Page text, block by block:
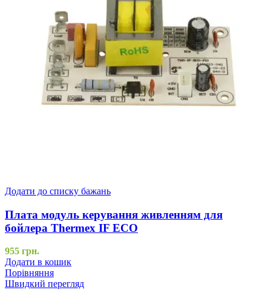
Додати до списку бажань
Плата модуль керування живленням для
бойлера Thermex IF ECO
955 грн.
Додати в кошик
Порівняння
Швидкий перегляд